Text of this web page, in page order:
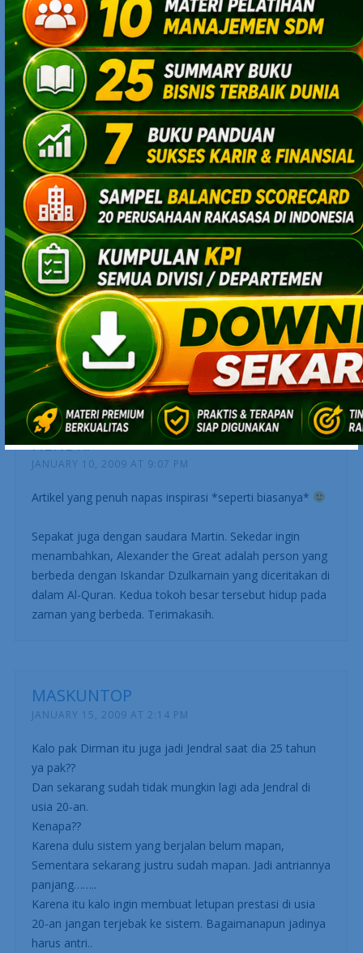
meski yang hadir secara fisik hanya tampak
beberapa….ajaranya adalah merupakan tujuan akhir dari
segala tujuan…kesejahteraan lahir bathin dunia dan
kebahagiaan akhirat….ajaran yang sangat simpel bahkan
teramat sederhana yaitu MITRO SEJATI…..sejatinya
manusia hidup, dihidupkan, menghidupi, mengawali
hidup,menjalani hidup dan mengakhiri hidup…. semuanya
terangkum dalam perilaku….kisah…dan dikuti jutaan
manusia tanpa penolakan dan minus pamrih…KARTO
DIKROMO di lahirkan di lereng gunung lawu tepatnya
ditepian sungai andong , jawa timur…… dst…
BSUHARKAT
JANUARY 10, 2009 AT 2:56 PM
artikel ini kok jd berkembang diskusi sejarah,… sejarah
dan prestasi tokoh A, tokoh B dsb..
HENDRI
JANUARY 10, 2009 AT 9:07 PM
Artikel yang penuh napas inspirasi *seperti biasanya*
Sepakat juga dengan saudara Martin. Sekedar ingin
menambahkan, Alexander the Great adalah person yang
berbeda dengan Iskandar Dzulkarnain yang diceritakan di
dalam Al-Quran. Kedua tokoh besar tersebut hidup pada
zaman yang berbeda. Terimakasih.
MASKUNTOP
JANUARY 15, 2009 AT 2:14 PM
Kalo pak Dirman itu juga jadi Jendral saat dia 25 tahun
ya pak??
Dan sekarang sudah tidak mungkin lagi ada Jendral di
usia 20-an.
Kenapa??
Karena dulu sistem yang berjalan belum mapan,
Sementara sekarang justru sudah mapan. Jadi antriannya
panjang……..
Karena itu kalo ingin membuat letupan prestasi di usia
20-an jangan terjebak ke sistem. Bagaimanapun jadinya
harus antri..